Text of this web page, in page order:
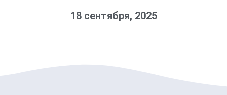
18 сентября, 2025